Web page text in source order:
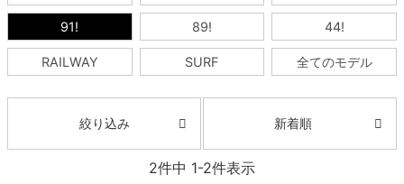
91! 89! 44!
RAILWAY SURF 全てのモデル
絞り込み 新着順
2件中 1-2件表示
サイズからデッキを選ぶ
7.5inch
7.6inch
7.8inch
トラック
適合デッキサイズから選ぶ
7.6inch
7.7inch
7.9inch
ウィール
ウィールをサイズから選ぶ
54mm
55mm
57mm
スピットファイヤー F4（フォーミュラフォ
ー）
ボーンズ XF（エックスフォーミュラ）
ボーンズ STF（エスティーエフ）
デッキテープ
シューズをサイズから選ぶ
23cm
23.5cm
24.5cm
サンダル
インソール
シューレース・その他
ジャケット
パーカー
パンツ
徹底解析
スタッフおすすめアイテム
ブランド紹介
INFO
スタッフ紹介
カリフォルニアストリートの歴史
求人情報
プライバシーポリシー